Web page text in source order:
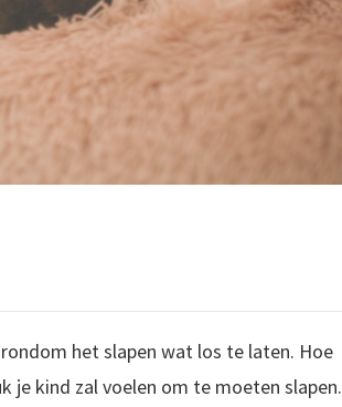
het slapen wat los te laten. Hoe
je kind zal voelen om te moeten slapen.